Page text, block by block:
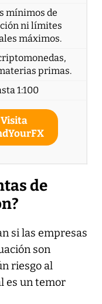
mínimos de
ni límites
máximos.
primas.
1:100
Visita
de
si las empresas
son
riesgo al
es un temor